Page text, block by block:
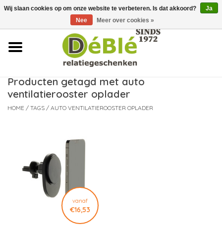
Over ons
Contact
Nieuws
Producten getagd met auto
ventilatierooster oplader
HOME / TAGS / AUTO VENTILATIEROOSTER OPLADER
vanaf
€16,53
Wij slaan cookies op om onze website te verbeteren. Is dat akkoord?
Ja
Nee
Meer over cookies »